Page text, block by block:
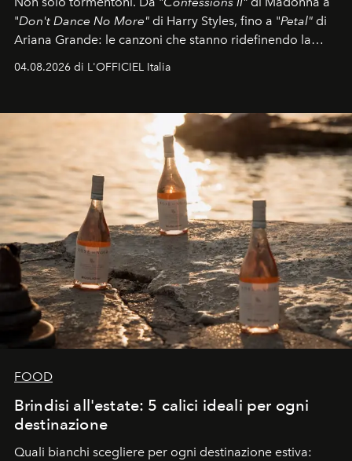
"Don't Dance No More" di Harry Styles, fino a "Petal" di
Ariana Grande: le canzoni che stanno ridefinendo la
colonna sonora della stagione.
04.08.2026 di L'OFFICIEL Italia
FOOD
Brindisi all'estate: 5 calici ideali per ogni
destinazione
Quali bianchi scegliere per ogni destinazione estiva: